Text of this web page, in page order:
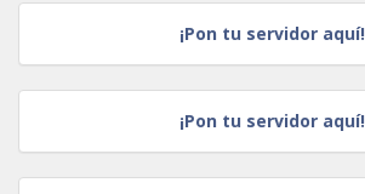
¡Pon tu servidor aquí!
¡Pon tu servidor aquí!